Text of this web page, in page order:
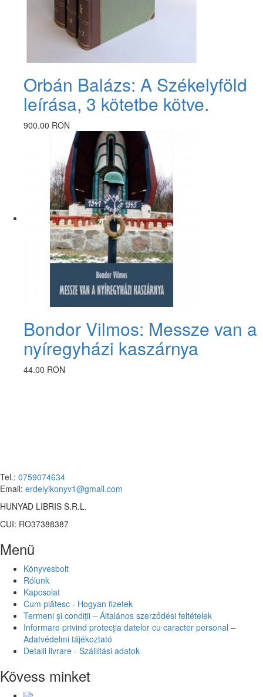
Orbán Balázs: A Székelyföld
leírása, 3 kötetbe kötve.
900.00 RON
Bondor Vilmos: Messze van a
nyíregyházi kaszárnya
44.00 RON
Tel.: 0759074634
Email: erdelyikonyv1@gmail.com
HUNYAD LIBRIS S.R.L.
CUI: RO37388387
Menü
Könyvesbolt
Rólunk
Kapcsolat
Cum plătesc - Hogyan fizetek
Termeni și condiții – Általános szerződési feltételek
Informare privind protecția datelor cu caracter personal –
Adatvédelmi tájékoztató
Detalii livrare - Szállítási adatok
Kövess minket